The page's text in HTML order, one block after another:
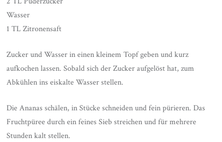
Wasser
1 TL Zitronensaft
Zucker und Wasser in einen kleinem Topf geben und kurz
aufkochen lassen. Sobald sich der Zucker aufgelöst hat, zum
Abkühlen ins eiskalte Wasser stellen.
Die Ananas schälen, in Stücke schneiden und fein pürieren. Das
Fruchtpüree durch ein feines Sieb streichen und für mehrere
Stunden kalt stellen.